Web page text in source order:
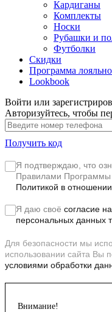
Кардиганы
Комплекты
Носки
Рубашки и
Футболки
Скидки
Программа
Lookbook
Войти или
Авторизуйтесь, чтобы
Получить код
Я подтверждаю, что
Правилами Программы
Политикой в
Я даю своё согласие
персональных данных
Для безопасности мы
использовании сайта Вы
условиями обработки
Внимание!